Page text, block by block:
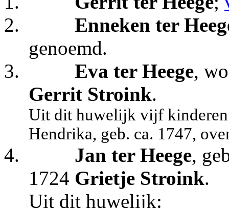
2.
Enneken ter
genoemd.
3.
Eva ter Heege,
Gerrit Stroink.
Uit dit huwelijk vijf kinderen
Hendrika, geb. ca. 1747,
4. Jan ter Heege,
1724 Grietje Stroink.
Uit dit huwelijk: